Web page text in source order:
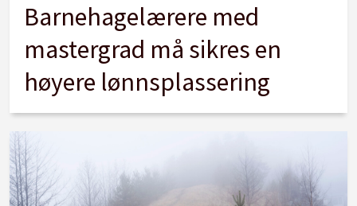
Barnehagelærere med
mastergrad må sikres en
høyere lønnsplassering